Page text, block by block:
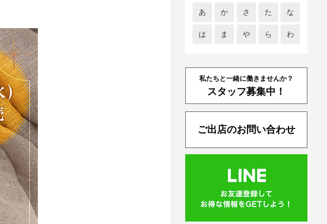
あ か さ た な
は ま や ら わ
私たちと一緒に働きませんか？
スタッフ募集中！
ご出店のお問い合わせ